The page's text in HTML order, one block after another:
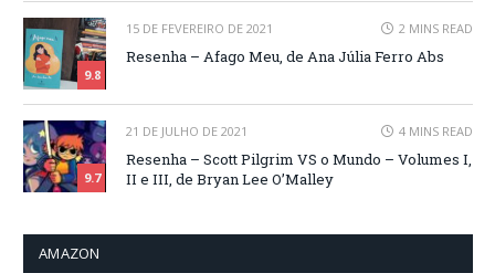
9.8
15 DE FEVEREIRO DE 2021 2 MINS READ
Resenha – Afago Meu, de Ana Júlia Ferro Abs
9.7
21 DE JULHO DE 2021 4 MINS READ
Resenha – Scott Pilgrim VS o Mundo – Volumes I,
II e III, de Bryan Lee O’Malley
AMAZON